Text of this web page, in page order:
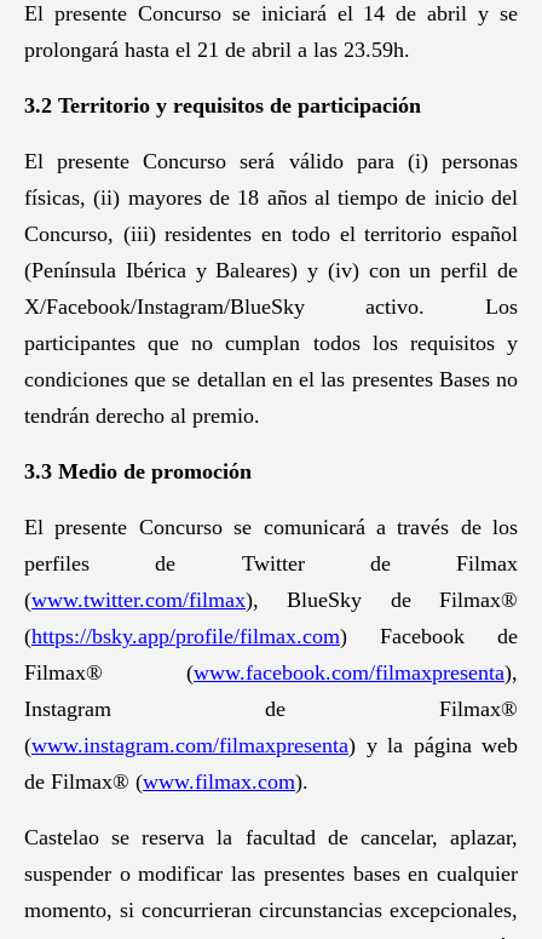
El presente Concurso se iniciará el 14 de abril y se
prolongará hasta el 21 de abril a las 23.59h.
3.2 Territorio y requisitos de participación
El presente Concurso será válido para (i) personas
físicas, (ii) mayores de 18 años al tiempo de inicio del
Concurso, (iii) residentes en todo el territorio español
(Península Ibérica y Baleares) y (iv) con un perfil de
X/Facebook/Instagram/BlueSky activo. Los
participantes que no cumplan todos los requisitos y
condiciones que se detallan en el las presentes Bases no
tendrán derecho al premio.
3.3 Medio de promoción
El presente Concurso se comunicará a través de los
perfiles de Twitter de Filmax
(www.twitter.com/filmax), BlueSky de Filmax®
(https://bsky.app/profile/filmax.com) Facebook de
Filmax® (www.facebook.com/filmaxpresenta),
Instagram de Filmax®
(www.instagram.com/filmaxpresenta) y la página web
de Filmax® (www.filmax.com).
Castelao se reserva la facultad de cancelar, aplazar,
suspender o modificar las presentes bases en cualquier
momento, si concurrieran circunstancias excepcionales,